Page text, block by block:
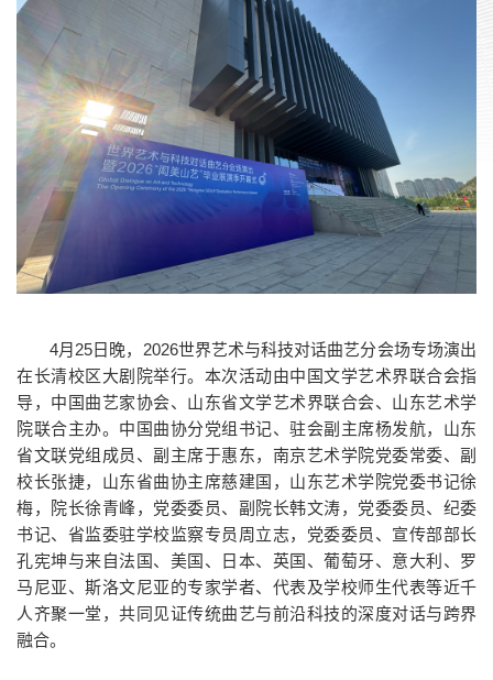
4月25日晚，2026世界艺术与科技对话曲艺分会场专场演出
在长清校区大剧院举行。本次活动由中国文学艺术界联合会指
导，中国曲艺家协会、山东省文学艺术界联合会、山东艺术学
院联合主办。中国曲协分党组书记、驻会副主席杨发航，山东
省文联党组成员、副主席于惠东，南京艺术学院党委常委、副
校长张捷，山东省曲协主席慈建国，山东艺术学院党委书记徐
梅，院长徐青峰，党委委员、副院长韩文涛，党委委员、纪委
书记、省监委驻学校监察专员周立志，党委委员、宣传部部长
孔宪坤与来自法国、美国、日本、英国、葡萄牙、意大利、罗
马尼亚、斯洛文尼亚的专家学者、代表及学校师生代表等近千
人齐聚一堂，共同见证传统曲艺与前沿科技的深度对话与跨界
融合。